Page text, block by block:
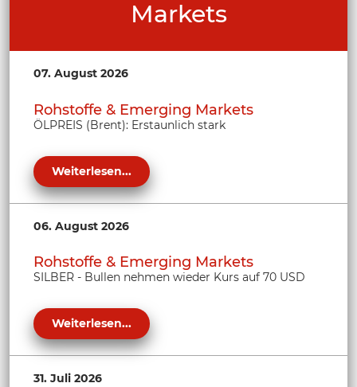
Markets
07. August 2026
Rohstoffe & Emerging Markets
ÖLPREIS (Brent): Erstaunlich stark
Weiterlesen...
06. August 2026
Rohstoffe & Emerging Markets
SILBER - Bullen nehmen wieder Kurs auf 70 USD
Weiterlesen...
31. Juli 2026